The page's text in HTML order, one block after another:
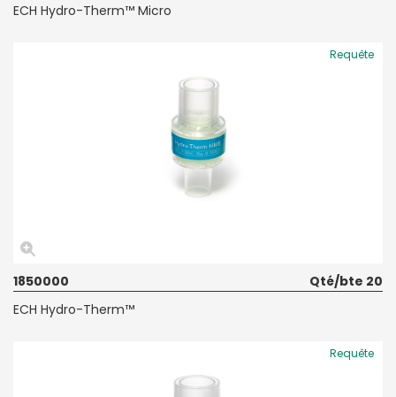
ECH Hydro-Therm™ Micro
Requête
1850000
Qté/bte 20
ECH Hydro-Therm™
Requête